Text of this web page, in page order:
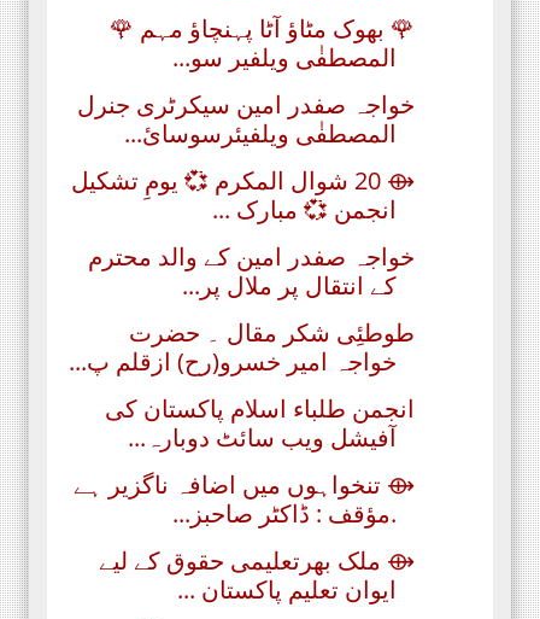
🌹 بھوک مٹاؤ آٹا پہنچاؤ مہم 🌹
المصطفٰی ویلفیر سو...
خواجہ صفدر امین سیکرٹری جنرل
المصطفٰی ویلفیئرسوسائ...
⟴ 20 شوال المکرم 💞 یومِ تشکیل
انجمن 💞 مبارک ...
خواجہ صفدر امین کے والد محترم
کے انتقال پر ملال پر...
طوطئِی شکر مقال ۔ حضرت
خواجہ امیر خسرو(رح) ازقلم پ...
انجمن طلباء اسلام پاکستان کی
آفیشل ویب سائٹ دوبارہ...
⟴ تنخواہوں میں اضافہ ناگزیر ہے
.مؤقف : ڈاکٹر صاحبز...
⟴ ملک بھرتعلیمی حقوق کے لیے
ایوان تعلیم پاکستان ...